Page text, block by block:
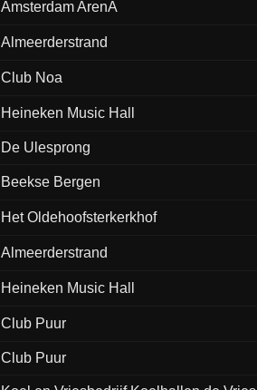
Amsterdam ArenA
Almeerderstrand
Club Noa
Heineken Music Hall
De Ulesprong
Beekse Bergen
Het Oldehoofsterkerkhof
Almeerderstrand
Heineken Music Hall
Club Puur
Club Puur